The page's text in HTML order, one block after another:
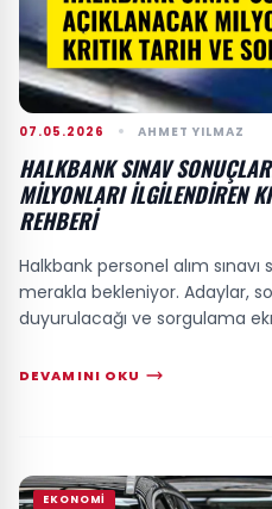
07.05.2026 AHMET YILMAZ
HALKBANK SINAV
MILYONLARI ILGILENDIREN
REHBERI
Halkbank personel alım
merakla bekleniyor. Adaylar,
duyurulacağı ve sorgulama
DEVAMINI OKU
EKONOMI